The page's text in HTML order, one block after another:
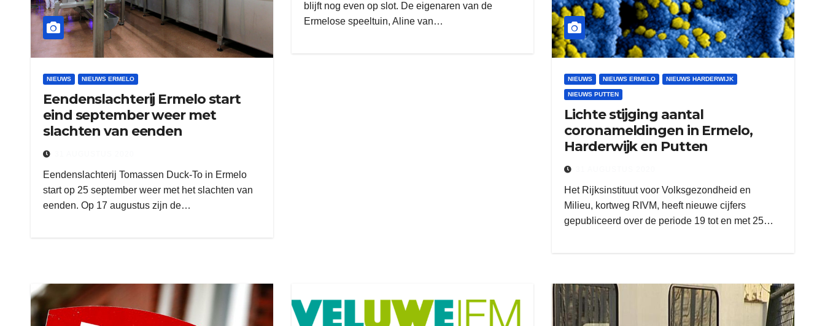
NIEUWS NIEUWS ERMELO
Eendenslachterij Ermelo start
eind september weer met
slachten van eenden
Eendenslachterij Tomassen Duck-To in Ermelo
start op 25 september weer met het slachten van
eenden. Op 17 augustus zijn de…
blijft nog even op slot. De eigenaren van de
Ermelose speeltuin, Aline van…
NIEUWS NIEUWS ERMELO NIEUWS HARDERWIJK
NIEUWS PUTTEN
Lichte stijging aantal
coronameldingen in Ermelo,
Harderwijk en Putten
Het Rijksinstituut voor Volksgezondheid en
Milieu, kortweg RIVM, heeft nieuwe cijfers
gepubliceerd over de periode 19 tot en met 25…